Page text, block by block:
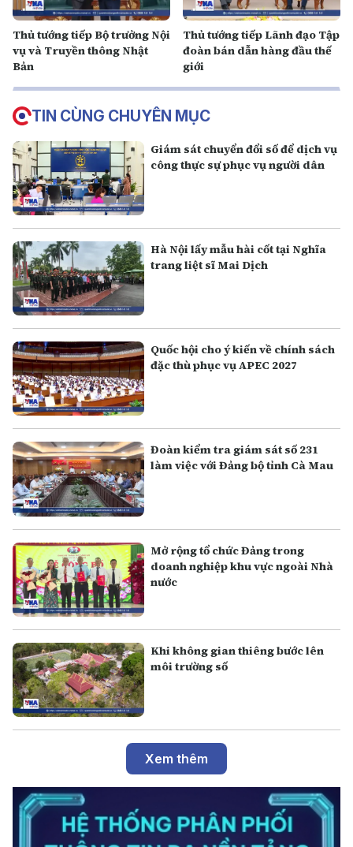
Thủ tướng tiếp Bộ trưởng Nội
vụ và Truyền thông Nhật
Bản
Thủ tướng tiếp Lãnh đạo Tập
đoàn bán dẫn hàng đầu thế
giới
TIN CÙNG CHUYÊN MỤC
Giám sát chuyển đổi số để dịch vụ
công thực sự phục vụ người dân
Hà Nội lấy mẫu hài cốt tại Nghĩa
trang liệt sĩ Mai Dịch
Quốc hội cho ý kiến về chính sách
đặc thù phục vụ APEC 2027
Đoàn kiểm tra giám sát số 231
làm việc với Đảng bộ tỉnh Cà Mau
Mở rộng tổ chức Đảng trong
doanh nghiệp khu vực ngoài Nhà
nước
Khi không gian thiêng bước lên
môi trường số
Xem thêm